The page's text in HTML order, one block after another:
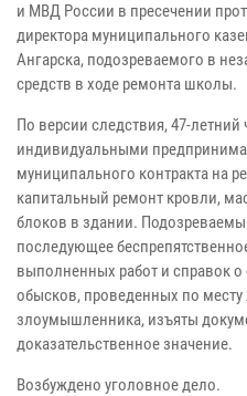
и МВД России в пресечении
директора муниципального
Ангарска, подозреваемого в
средств в ходе ремонта школы.
По версии следствия, 47-
индивидуальными
муниципального контракта на
капитальный ремонт кровли,
блоков в здании.
последующее
выполненных работ и справок о
обысков, проведенных по месту
злоумышленника, изъяты
доказательственное значение.
Возбуждено уголовное дело.